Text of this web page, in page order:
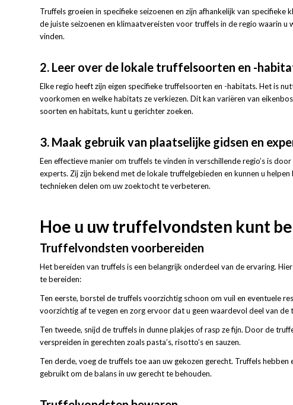
Truffels groeien in specifieke seizoenen en zijn afhankelijk van
de juiste seizoenen en klimaatvereisten voor truffels in de regio waarin
vinden.
2. Leer over de lokale truffelsoorten en -
Elke regio heeft zijn eigen specifieke truffelsoorten en -habitats. Het is
voorkomen en welke habitats ze verkiezen. Dit kan variëren van
soorten en habitats, kunt u gerichter zoeken.
3. Maak gebruik van plaatselijke gidsen en
Een effectieve manier om truffels te vinden in verschillende regio’s is
experts. Zij zijn bekend met de lokale truffelgebieden en kunnen u
technieken delen om uw zoektocht te verbeteren.
Hoe u uw truffelvondsten kunt
Truffelvondsten voorbereiden
Het bereiden van truffels is een belangrijk onderdeel van de ervaring.
te bereiden:
Ten eerste, borstel de truffels voorzichtig schoon om vuil en eventuele
voorzichtig af te vegen en zorg ervoor dat u geen waardevol deel van de
Ten tweede, snijd de truffels in dunne plakjes of rasp ze fijn. Door de
verspreiden in gerechten zoals pasta’s, risotto’s en sauzen.
Ten derde, voeg de truffels toe aan uw gekozen gerecht. Truffels
gebruikt om de balans in uw gerecht te behouden.